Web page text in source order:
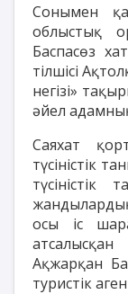
Сонымен
облыстық
Баспасөз
тілшісі
негізі»
әйел
Саяхат
түсіністік
осы іс
Ақжарқан
туристік